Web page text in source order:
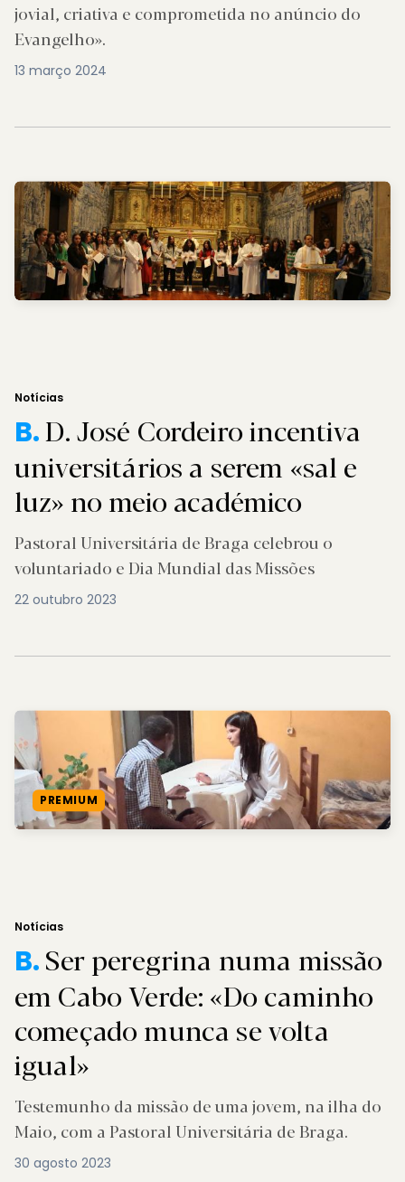
jovial, criativa e comprometida no anúncio do
Evangelho».
13 março 2024
Notícias
B.D. José Cordeiro incentiva
universitários a serem «sal e
luz» no meio académico
Pastoral Universitária de Braga celebrou o
voluntariado e Dia Mundial das Missões
22 outubro 2023
PREMIUM
Notícias
B.Ser peregrina numa missão
em Cabo Verde: «Do caminho
começado munca se volta
igual»
Testemunho da missão de uma jovem, na ilha do
Maio, com a Pastoral Universitária de Braga.
30 agosto 2023